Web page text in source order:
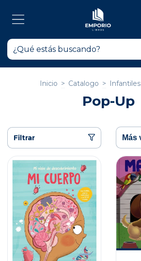
Inicio > Catalogo > Infantiles
Pop-Up
Filtrar